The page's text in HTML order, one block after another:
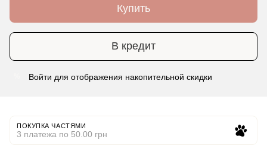
Купить
В кредит
Войти для отображения накопительной скидки
ПОКУПКА ЧАСТЯМИ
3 платежа по 50.00 грн